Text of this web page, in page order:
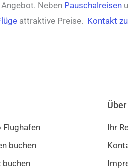
Neben Pauschalreisen
attraktive Preise. Kontakt
Flughafen
buchen
buchen
Ihr